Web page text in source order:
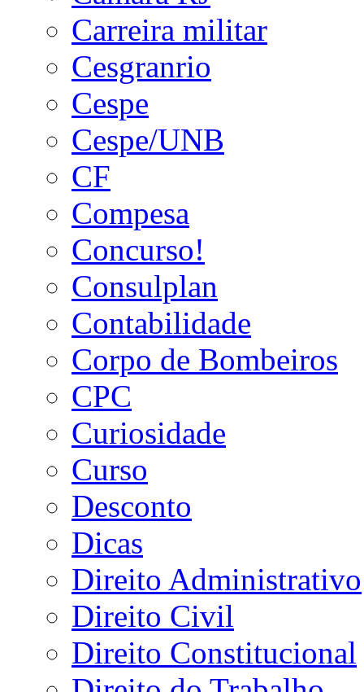
Carreira militar
Cesgranrio
Cespe
Cespe/UNB
CF
Compesa
Concurso!
Consulplan
Contabilidade
Corpo de Bombeiros
CPC
Curiosidade
Curso
Desconto
Dicas
Direito Administrativo
Direito Civil
Direito Constitucional